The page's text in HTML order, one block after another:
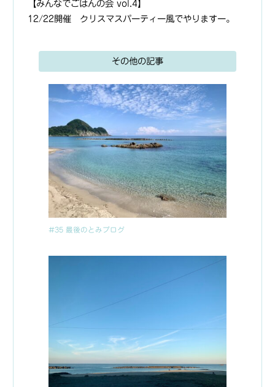
【みんなでごはんの会 vol.4】
12/22開催 クリスマスパーティー風でやりますー。
その他の記事
#35 最後のとみブログ